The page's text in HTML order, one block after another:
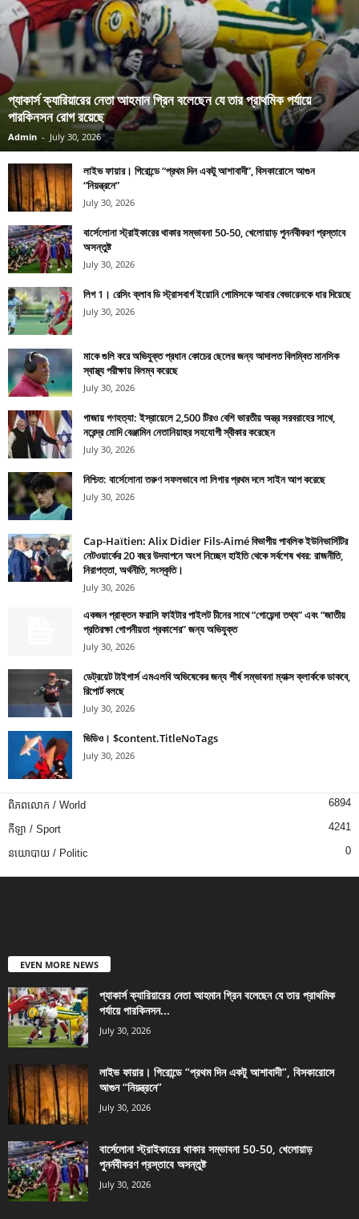
প্যাকার্স ক্যারিয়ারের নেতা আহমান গ্রিন বলেছেন যে তার প্রাথমিক পর্যায়ে
পারকিনসন রোগ রয়েছে
Admin - July 30, 2026
লাইভ ফায়ার। গিরোন্ডে “প্রথম দিন একটু আশাবাদী”, বিসকারোসে আগুন
“নিয়ন্ত্রনে”
July 30, 2026
বার্সেলোনা স্ট্রাইকারের থাকার সম্ভাবনা 50-50, খেলোয়াড় পুনর্নবীকরণ প্রস্তাবে
অসন্তুষ্ট
July 30, 2026
লিগ 1। রেসিং ক্লাব ডি স্ট্রাসবার্গ ইয়োনি গোমিসকে আবার বেভারেনকে ধার দিয়েছে
July 30, 2026
মাকে গুলি করে অভিযুক্ত প্রধান কোচের ছেলের জন্য আদালত বিলম্বিত মানসিক
স্বাস্থ্য পরীক্ষায় বিলম্ব করেছে
July 30, 2026
গাজায় গণহত্যা: ইস্রায়েলে 2,500 টিরও বেশি ভারতীয় অস্ত্র সরবরাহের সাথে,
নরেন্দ্র মোদি বেঞ্জামিন নেতানিয়াহুর সহযোগী স্বীকার করেছেন
July 30, 2026
নিশ্চিত: বার্সেলোনা তরুণ সফলভাবে লা লিগার প্রথম দলে সাইন আপ করেছে
July 30, 2026
Cap-Haïtien: Alix Didier Fils-Aimé বিভাগীয় পাবলিক ইউনিভার্সিটির
নেটওয়ার্কের 20 বছর উদযাপনে অংশ নিচ্ছেন হাইতি থেকে সর্বশেষ খবর: রাজনীতি,
নিরাপত্তা, অর্থনীতি, সংস্কৃতি।
July 30, 2026
একজন প্রাক্তন ফরাসি ফাইটার পাইলট চীনের সাথে “গোয়েন্দা তথ্য” এবং “জাতীয়
প্রতিরক্ষা গোপনীয়তা প্রকাশের” জন্য অভিযুক্ত
July 30, 2026
ডেট্রয়েট টাইগার্স এমএলবি অভিষেকের জন্য শীর্ষ সম্ভাবনা ম্যাক্স ক্লার্ককে ডাকবে,
রিপোর্ট বলছে
July 30, 2026
ভিডিও। $content.TitleNoTags
July 30, 2026
ពិភពលោក / World 6894
កីឡា / Sport 4241
នយោបាយ / Politic 0
EVEN MORE NEWS
প্যাকার্স ক্যারিয়ারের নেতা আহমান গ্রিন বলেছেন যে তার প্রাথমিক
পর্যায়ে পারকিনসন...
July 30, 2026
লাইভ ফায়ার। গিরোন্ডে “প্রথম দিন একটু আশাবাদী”, বিসকারোসে
আগুন “নিয়ন্ত্রনে”
July 30, 2026
বার্সেলোনা স্ট্রাইকারের থাকার সম্ভাবনা 50-50, খেলোয়াড়
পুনর্নবীকরণ প্রস্তাবে অসন্তুষ্ট
July 30, 2026